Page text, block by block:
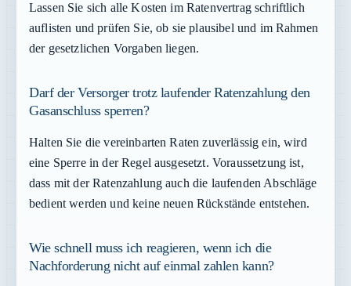
Lassen Sie sich alle Kosten im Ratenvertrag schriftlich
auflisten und prüfen Sie, ob sie plausibel und im Rahmen
der gesetzlichen Vorgaben liegen.
Darf der Versorger trotz laufender Ratenzahlung den
Gasanschluss sperren?
Halten Sie die vereinbarten Raten zuverlässig ein, wird
eine Sperre in der Regel ausgesetzt. Voraussetzung ist,
dass mit der Ratenzahlung auch die laufenden Abschläge
bedient werden und keine neuen Rückstände entstehen.
Wie schnell muss ich reagieren, wenn ich die
Nachforderung nicht auf einmal zahlen kann?